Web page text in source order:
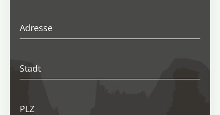
Adresse
Stadt
PLZ